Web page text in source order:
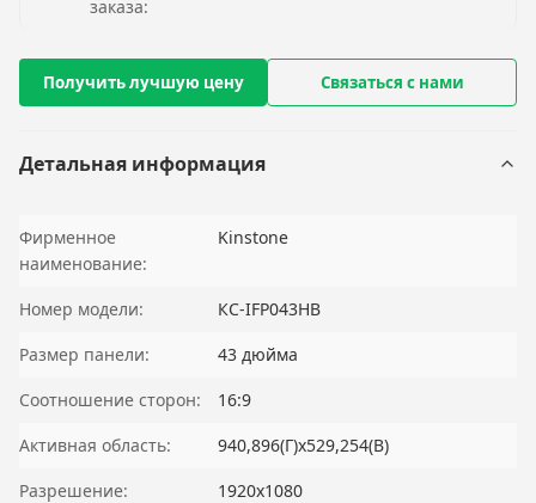
заказа:
Получить лучшую цену Связаться с нами
Детальная информация
Фирменное
наименование:
Kinstone
Номер модели:
КС-IFP043HB
Размер панели:
43 дюйма
Соотношение сторон:
16:9
Активная область:
940,896(Г)x529,254(В)
Разрешение:
1920x1080